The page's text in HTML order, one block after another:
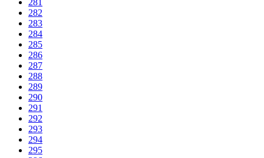
281
282
283
284
285
286
287
288
289
290
291
292
293
294
295